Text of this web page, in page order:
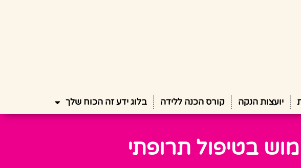
יועצות הנקה קורס הכנה ללידה בלוג ידע זה הכוח שלך
בטיפול תרופתי